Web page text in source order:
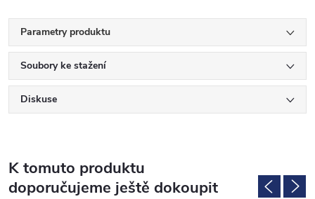
Parametry produktu
Soubory ke stažení
Diskuse
K tomuto produktu
doporučujeme ještě dokoupit